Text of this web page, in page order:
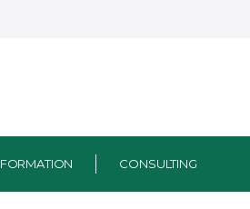
FORMATION CONSULTING